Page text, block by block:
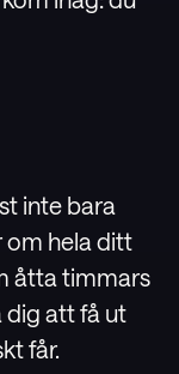
inte bara
om hela ditt
åtta timmars
dig att få ut
får.